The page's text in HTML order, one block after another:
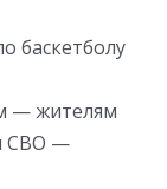
баскетболу
— жителям
СВО —